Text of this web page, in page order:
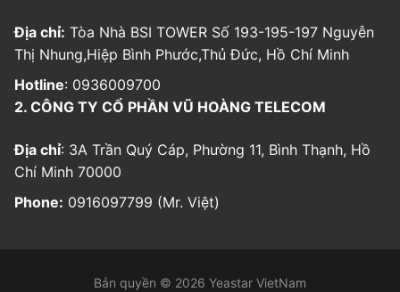
Địa chỉ: Tòa Nhà BSI TOWER Số 193-195-197 Nguyễn
Thị Nhung,Hiệp Bình Phước,Thủ Đức, Hồ Chí Minh
Hotline: 0936009700
2. CÔNG TY CỔ PHẦN VŨ HOÀNG TELECOM
Địa chỉ: 3A Trần Quý Cáp, Phường 11, Bình Thạnh, Hồ
Chí Minh 70000
Phone: 0916097799 (Mr. Việt)
Bản quyền © 2026 Yeastar VietNam